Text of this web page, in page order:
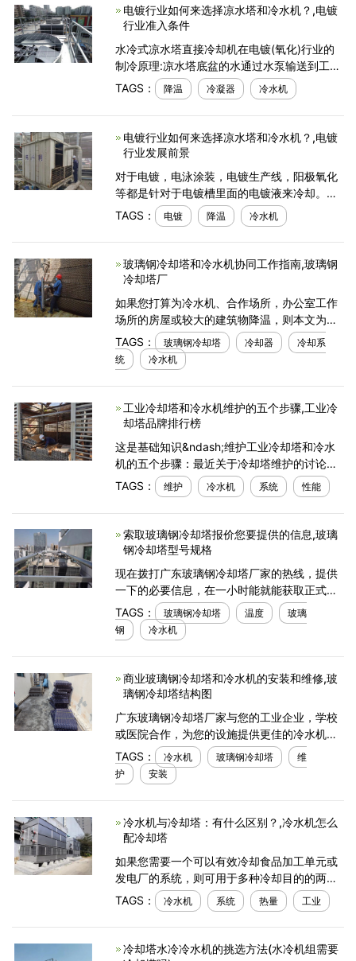
塔制造商介绍
电镀行业如何来选择凉水塔和冷水机？,电镀
行业准入条件
水冷式凉水塔直接冷却机在电镀(氧化)行业的
制冷原理:凉水塔底盆的水通过水泵输送到工冷
水机的冷凝器对冷凝器进行降温，再流回冷却
塔内喷淋而下时通过冷却塔顶上的风扇对水进
行了降
TAGS： 降温 冷凝器 冷水机
电镀行业如何来选择凉水塔和冷水机？,电镀
行业发展前景
对于电镀，电泳涂装，电镀生产线，阳极氧化
等都是针对于电镀槽里面的电镀液来冷却。如
何来选择冷却塔和冷水机呢?冷却方式有两种，
直接冷却与间接冷却。 水冷式冷水机直接
冷却机在电镀
TAGS： 电镀 降温 冷水机
玻璃钢冷却塔和冷水机协同工作指南,玻璃钢
冷却塔厂
如果您打算为冷水机、合作场所，办公室工作
场所的房屋或较大的建筑物降温，则本文为您
提供了完整的技巧为此，我们倾向于使用工业
尺寸的冷却系统，以正确满足整个建筑物的要
求。为了更好
TAGS： 玻璃钢冷却塔 冷却器
冷却系
统
冷水机
工业冷却塔和冷水机维护的五个步骤,工业冷
却塔品牌排行榜
这是基础知识&ndash;维护工业冷却塔和冷水
机的五个步骤：最近关于冷却塔维护的讨论
中，广东冷却塔厂家回顾了冷却塔维护的
&ldquo;内容，时间和方式&rdquo;以及它如何
影响您的业务，包括在
TAGS： 维护 冷水机 系统 性能
索取玻璃钢冷却塔报价您要提供的信息,玻璃
钢冷却塔型号规格
现在拨打广东玻璃钢冷却塔厂家的热线，提供
一下的必要信息，在一小时能就能获取正式的
玻璃钢冷却塔报价和价格优惠。需要您提供的
必要信息：您的电子邮箱*（获得电子版书面报
价）公司*（您的
TAGS： 玻璃钢冷却塔 温度
玻璃
钢
冷水机
商业玻璃钢冷却塔和冷水机的安装和维修,玻
璃钢冷却塔结构图
广东玻璃钢冷却塔厂家与您的工业企业，学校
或医院合作，为您的设施提供更佳的冷水机或
商业商用空调玻璃钢冷却塔安装和维修。商用
冷水机和玻璃钢冷却塔的安装与维护广东玻璃
钢冷却塔
TAGS： 冷水机 玻璃钢冷却塔
维
护
安装
冷水机与冷却塔：有什么区别？,冷水机怎么
配冷却塔
如果您需要一个可以有效冷却食品加工单元或
发电厂的系统，则可用于多种冷却目的的两种
主要系统类型包括冷水机和冷却塔。虽然这两
个系统都是为了在将液体用作冷却剂之前从液
体中清
TAGS： 冷水机 系统 热量 工业
冷却塔水冷冷水机的挑选方法(水冷机组需要